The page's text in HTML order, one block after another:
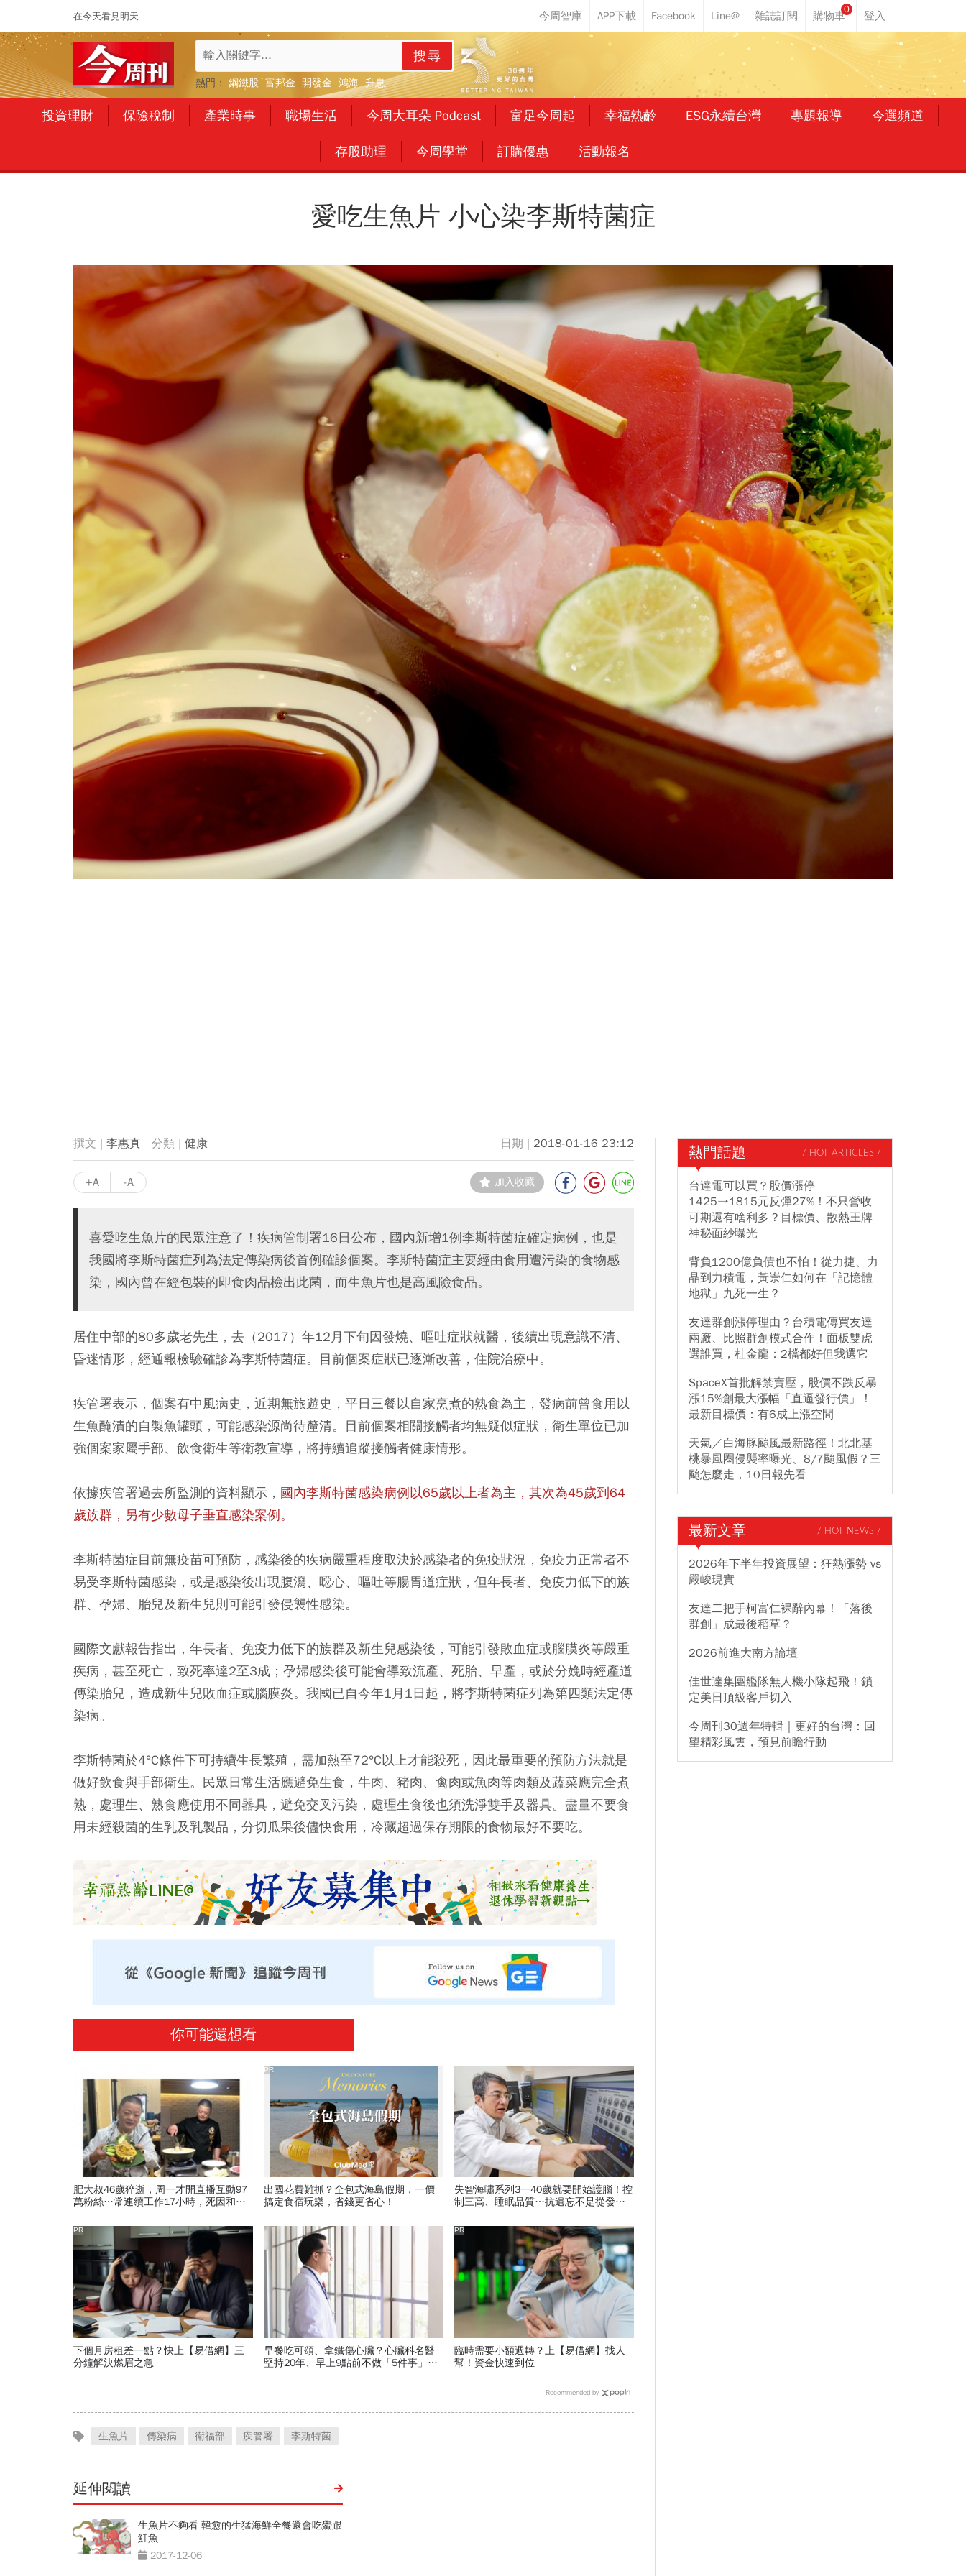
在今天看見明天
0
搜尋
熱門： 鋼鐵股 富邦金 開發金 鴻海 升息
投資理財 保險稅制 產業時事 職場生活 今周大耳朵 Podcast 富足今周起 幸福熟齡 ESG永續台灣 專題報導 今選頻道
存股助理 今周學堂 訂購優惠 活動報名
愛吃生魚片 小心染李斯特菌症
李惠真 健康 2018-01-16 23:12
+A -A 加入收藏
喜愛吃生魚片的民眾注意了！疾病管制署16日公布，國內新增1例李斯特菌症確定病例，也是
我國將李斯特菌症列為法定傳染病後首例確診個案。李斯特菌症主要經由食用遭污染的食物感
染，國內曾在經包裝的即食肉品檢出此菌，而生魚片也是高風險食品。
居住中部的80多歲老先生，去（2017）年12月下旬因發燒、嘔吐症狀就醫，後續出現意識不清、
昏迷情形，經通報檢驗確診為李斯特菌症。目前個案症狀已逐漸改善，住院治療中。
疾管署表示，個案有中風病史，近期無旅遊史，平日三餐以自家烹煮的熟食為主，發病前曾食用以
生魚醃漬的自製魚罐頭，可能感染源尚待釐清。目前個案相關接觸者均無疑似症狀，衛生單位已加
強個案家屬手部、飲食衛生等衛教宣導，將持續追蹤接觸者健康情形。
依據疾管署過去所監測的資料顯示， 國內李斯特菌感染病例以65歲以上者為主，其次為45歲到64
歲族群，另有少數母子垂直感染案例。
李斯特菌症目前無疫苗可預防，感染後的疾病嚴重程度取決於感染者的免疫狀況，免疫力正常者不
易受李斯特菌感染，或是感染後出現腹瀉、噁心、嘔吐等腸胃道症狀，但年長者、免疫力低下的族
群、孕婦、胎兒及新生兒則可能引發侵襲性感染。
國際文獻報告指出，年長者、免疫力低下的族群及新生兒感染後，可能引發敗血症或腦膜炎等嚴重
疾病，甚至死亡，致死率達2至3成；孕婦感染後可能會導致流產、死胎、早產，或於分娩時經產道
傳染胎兒，造成新生兒敗血症或腦膜炎。我國已自今年1月1日起，將李斯特菌症列為第四類法定傳
染病。
李斯特菌於4°C條件下可持續生長繁殖，需加熱至72°C以上才能殺死，因此最重要的預防方法就是
做好飲食與手部衛生。民眾日常生活應避免生食，牛肉、豬肉、禽肉或魚肉等肉類及蔬菜應完全煮
熟，處理生、熟食應使用不同器具，避免交叉污染，處理生食後也須洗淨雙手及器具。盡量不要食
用未經殺菌的生乳及乳製品，分切瓜果後儘快食用，冷藏超過保存期限的食物最好不要吃。
你可能還想看
肥大叔46歲猝逝，周一才開直播互動97
萬粉絲…常連續工作17小時，死因和爆
出國花費難抓？全包式海島假期，一價
搞定食宿玩樂，省錢更省心！
PR
失智海嘯系列3一40歲就要開始護腦！控
制三高、睡眠品質…抗遺忘不是從發病
下個月房租差一點？快上【易借網】三
分鐘解決燃眉之急
PR
早餐吃可頌、拿鐵傷心臟？心臟科名醫
堅持20年、早上9點前不做「5件事」：
臨時需要小額週轉？上【易借網】找人
幫！資金快速到位
PR
Recommended by
生魚片 傳染病 衛福部 疾管署 李斯特菌
延伸閱讀
生魚片不夠看 韓愈的生猛海鮮全餐還會吃鱟跟
魟魚
2017-12-06
熱門話題 / HOT ARTICLES /
台達電可以買？股價漲停
1425→1815元反彈27%！不只營收
可期還有啥利多？目標價、散熱王牌
神秘面紗曝光
背負1200億負債也不怕！從力捷、力
晶到力積電，黃崇仁如何在「記憶體
地獄」九死一生？
友達群創漲停理由？台積電傳買友達
兩廠、比照群創模式合作！面板雙虎
選誰買，杜金龍：2檔都好但我選它
SpaceX首批解禁賣壓，股價不跌反暴
漲15%創最大漲幅「直逼發行價」！
最新目標價：有6成上漲空間
天氣／白海豚颱風最新路徑！北北基
桃暴風圈侵襲率曝光、8/7颱風假？三
颱怎麼走，10日報先看
最新文章 / HOT NEWS /
2026年下半年投資展望：狂熱漲勢 vs
嚴峻現實
友達二把手柯富仁裸辭內幕！「落後
群創」成最後稻草？
2026前進大南方論壇
佳世達集團艦隊無人機小隊起飛！鎖
定美日頂級客戶切入
今周刊30週年特輯｜更好的台灣：回
望精彩風雲，預見前瞻行動